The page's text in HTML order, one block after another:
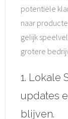
potentiële
naar
gelijk
grotere
1. Lokale
updates
blijven.